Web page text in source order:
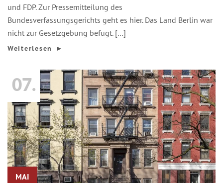
und FDP. Zur Pressemitteilung des
Bundesverfassungsgerichts geht es hier. Das Land Berlin war
nicht zur Gesetzgebung befugt. […]
Weiterlesen ►
07.
MAI